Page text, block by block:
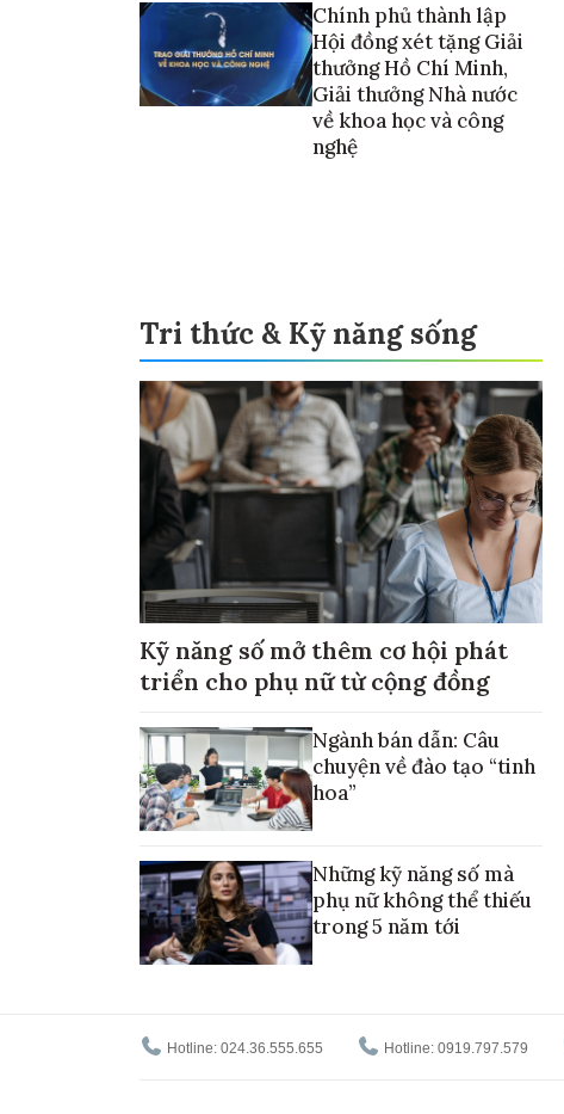
Chính phủ thành lập
Hội đồng xét tặng Giải
thưởng Hồ Chí Minh,
Giải thưởng Nhà nước
về khoa học và công
nghệ
Tri thức & Kỹ năng sống
Kỹ năng số mở thêm cơ hội phát
triển cho phụ nữ từ cộng đồng
Ngành bán dẫn: Câu
chuyện về đào tạo “tinh
hoa”
Những kỹ năng số mà
phụ nữ không thể thiếu
trong 5 năm tới
Hotline: 024.36.555.655 Hotline: 0919.797.579